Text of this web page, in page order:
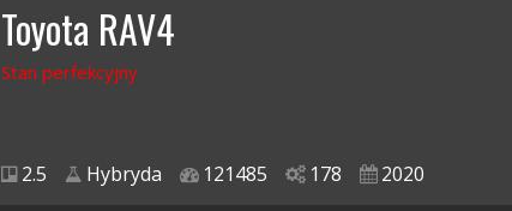
Toyota RAV4
Stan perfekcyjny
2.5 Hybryda 121485 178 2020